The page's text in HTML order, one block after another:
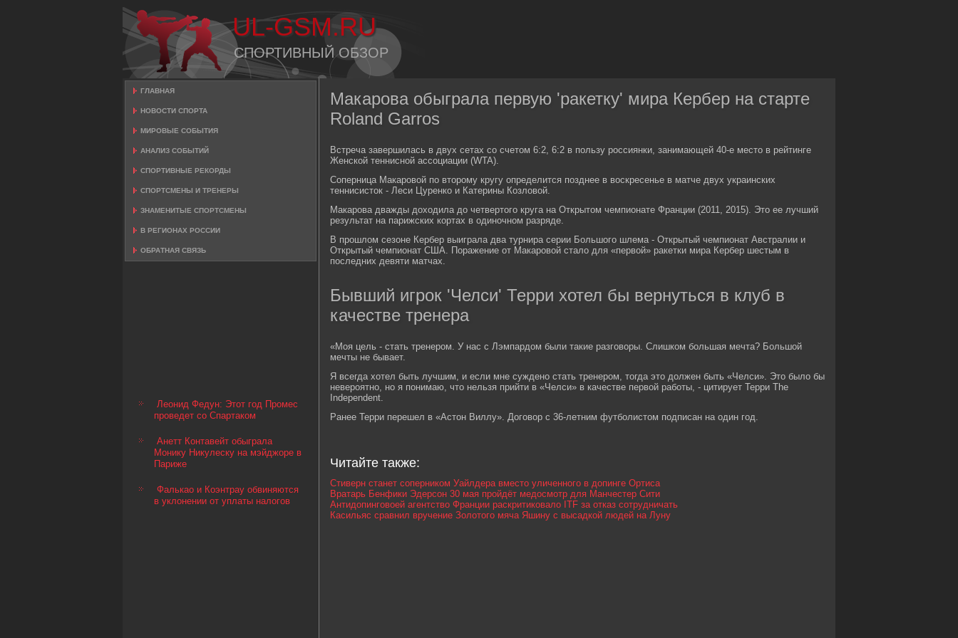
UL-GSM.RU
СПОРТИВНЫЙ ОБЗОР
ГЛАВНАЯ
НОВОСТИ СПОРТА
МИРОВЫЕ СОБЫТИЯ
АНАЛИЗ СОБЫТИЙ
СПОРТИВНЫЕ РЕКОРДЫ
СПОРТСМЕНЫ И ТРЕНЕРЫ
ЗНАМЕНИТЫЕ СПОРТСМЕНЫ
В РЕГИОНАХ РОССИИ
ОБРАТНАЯ СВЯЗЬ
Леонид Федун: Этот год Промес
проведет со Спартаком
Анетт Контавейт обыграла
Монику Никулеску на мэйджоре в
Париже
Фалькао и Коэнтрау обвиняются
в уклонении от уплаты налогов
Макарова обыграла первую 'ракетку' мира Кербер на старте
Roland Garros
Встреча завершилась в двух сетах со счетом 6:2, 6:2 в пользу россиянки, занимающей 40-е место в рейтинге
Женской теннисной ассоциации (WTA).
Соперница Макаровой по второму кругу определится позднее в воскресенье в матче двух украинских
теннисисток - Леси Цуренко и Катерины Козловой.
Макарова дважды доходила до четвертого круга на Открытом чемпионате Франции (2011, 2015). Это ее лучший
результат на парижских кортах в одиночном разряде.
В прошлом сезоне Кербер выиграла два турнира серии Большого шлема - Открытый чемпионат Австралии и
Открытый чемпионат США. Поражение от Макаровой стало для «первой» ракетки мира Кербер шестым в
последних девяти матчах.
Бывший игрок 'Челси' Терри хотел бы вернуться в клуб в
качестве тренера
«Моя цель - стать тренером. У нас с Лэмпардом были такие разговоры. Слишком большая мечта? Большой
мечты не бывает.
Я всегда хотел быть лучшим, и если мне суждено стать тренером, тогда это должен быть «Челси». Это было бы
невероятно, но я понимаю, что нельзя прийти в «Челси» в качестве первой работы, - цитирует Терри The
Independent.
Ранее Терри перешел в «Астон Виллу». Договор с 36-летним футболистом подписан на один год.
Читайте также:
Стиверн станет соперником Уайлдера вместо уличенного в допинге Ортиса
Вратарь Бенфики Эдерсон 30 мая пройдёт медосмотр для Манчестер Сити
Антидопинговоей агентство Франции раскритиковало ITF за отказ сотрудничать
Касильяс сравнил вручение Золотого мяча Яшину с высадкой людей на Луну